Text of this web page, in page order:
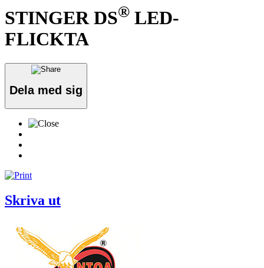
STINGER DS® LED-
FLICKTA
Dela med sig
Skriva ut